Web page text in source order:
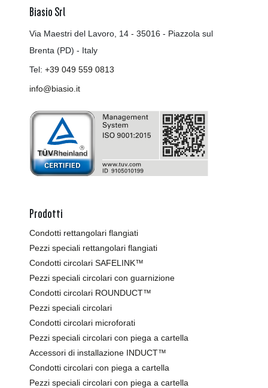
Biasio Srl
Via Maestri del Lavoro, 14 - 35016 - Piazzola sul
Brenta (PD) - Italy
Tel:+39 049 559 0813
info@biasio.it
Prodotti
Condotti rettangolari flangiati
Pezzi speciali rettangolari flangiati
Condotti circolari SAFELINK™
Pezzi speciali circolari con guarnizione
Condotti circolari ROUNDUCT™
Pezzi speciali circolari
Condotti circolari microforati
Pezzi speciali circolari con piega a cartella
Accessori di installazione INDUCT™
Condotti circolari con piega a cartella
Pezzi speciali circolari con piega a cartella